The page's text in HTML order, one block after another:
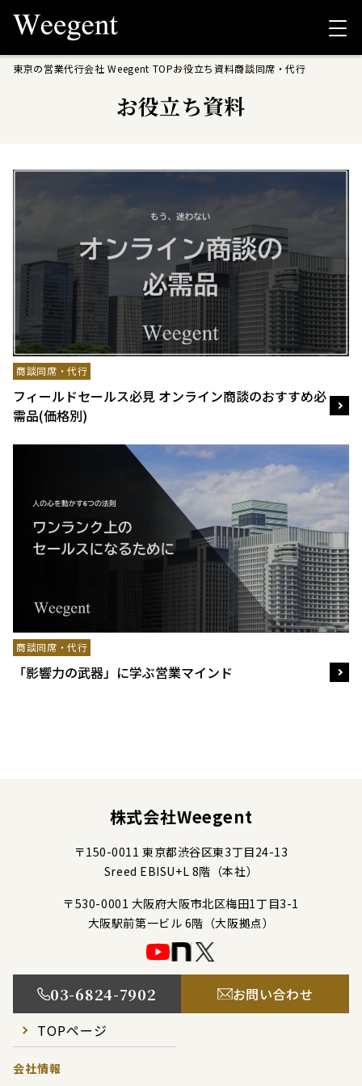
東京の営業代行会社 Weegent TOPお役立ち資料商談同席・代行
お役立ち資料
商談同席・代行
フィールドセールス必見 オンライン商談のおすすめ必
需品(価格別)
商談同席・代行
「影響力の武器」に学ぶ営業マインド
株式会社Weegent
〒150-0011 東京都渋⾕区東3丁目24-13
Sreed EBISU+L 8階（本社）
〒530-0001 大阪府大阪市北区梅田1丁目3-1
大阪駅前第一ビル 6階（大阪拠点）
03-6824-7902
お問い合わせ
TOPページ
会社情報